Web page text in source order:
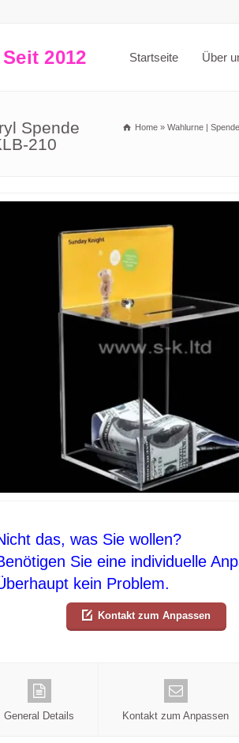
Seit 2012 Startseite Über
Spende
210
Home » Wahlurne |
das, was Sie wollen?
Sie eine individuelle
kein Problem.
Kontakt zum Anpassen
General Details Kontakt zum Anpassen